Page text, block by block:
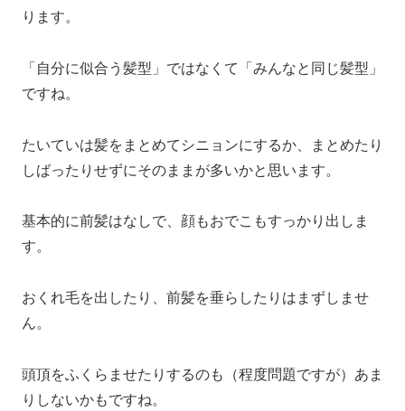
ります。
「自分に似合う髪型」ではなくて「みんなと同じ髪型」
ですね。
たいていは髪をまとめてシニョンにするか、まとめたり
しばったりせずにそのままが多いかと思います。
基本的に前髪はなしで、顔もおでこもすっかり出しま
す。
おくれ毛を出したり、前髪を垂らしたりはまずしませ
ん。
頭頂をふくらませたりするのも（程度問題ですが）あま
りしないかもですね。